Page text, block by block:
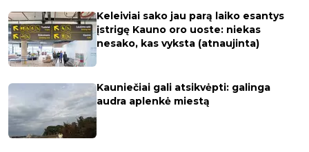
Keleiviai sako jau parą laiko esantys
įstrigę Kauno oro uoste: niekas
nesako, kas vyksta (atnaujinta)
Kauniečiai gali atsikvėpti: galinga
audra aplenkė miestą